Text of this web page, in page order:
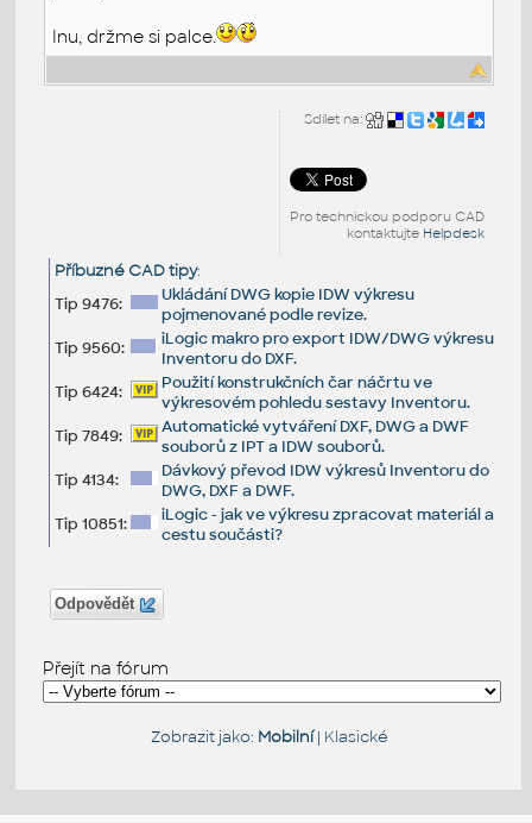
Inu, držme si palce.
Sdílet na:
Pro technickou podporu CAD
kontaktujte Helpdesk
Příbuzné CAD tipy:
Tip 9476:
Ukládání DWG kopie IDW výkresu
pojmenované podle revize.
Tip 9560:
iLogic makro pro export IDW/DWG výkresu
Inventoru do DXF.
Tip 6424:
Použití konstrukčních čar náčrtu ve
výkresovém pohledu sestavy Inventoru.
Tip 7849:
Automatické vytváření DXF, DWG a DWF
souborů z IPT a IDW souborů.
Tip 4134:
Dávkový převod IDW výkresů Inventoru do
DWG, DXF a DWF.
Tip 10851:
iLogic - jak ve výkresu zpracovat materiál a
cestu součásti?
Odpovědět
Přejít na fórum
Zobrazit jako: Mobilní| Klasické